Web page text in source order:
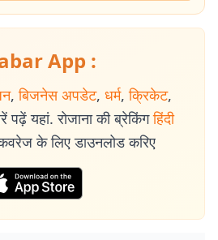
App :
, बिजनेस अपडेट, धर्म, क्रिकेट,
पढ़ें यहां. रोजाना की ब्रेकिंग हिंदी
के लिए डाउनलोड करिए